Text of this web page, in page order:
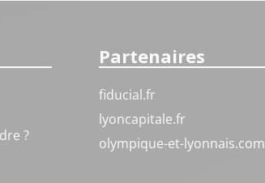
?
Partenaires
fiducial.fr
lyoncapitale.fr
olympique-et-lyonnais.com